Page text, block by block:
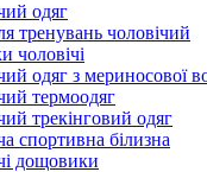
одяг
тренувань чоловічий
чоловічі
одяг з мериносової
термоодяг
трекінговий одяг
спортивна білизна
дощовики